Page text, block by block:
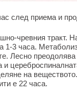
след приема и
чревния тракт.
1-3 часа.
Лесно
на
е 22 часа.